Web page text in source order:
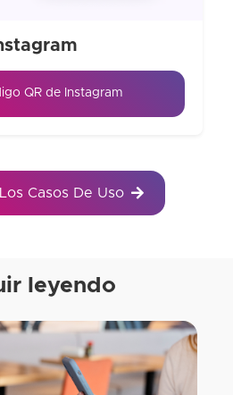
QR de Instagram
Casos De Uso
leyendo